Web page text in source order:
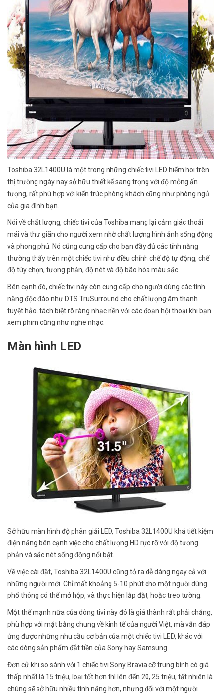
Toshiba 32L1400U là một trong những chiếc tivi LED hiếm hoi trên
thị trường ngày nay sở hữu thiết kế sang trọng với độ mỏng ấn
tượng, rất phù hợp với kiến trúc phòng khách cũng như phòng ngủ
của gia đình bạn.
Nói về chất lượng, chiếc tivi của Toshiba mang lại cảm giác thoải
mái và thư giãn cho người xem nhờ chất lượng hình ảnh sống động
và phong phú. Nó cũng cung cấp cho bạn đầy đủ các tính năng
thường thấy trên một chiếc tivi như điều chỉnh chế độ tự động, chế
độ tùy chọn, tương phản, độ nét và độ bão hòa màu sắc.
Bên cạnh đó, chiếc tivi này còn cung cấp cho người dùng các tính
năng độc đáo như DTS TruSurround cho chất lượng âm thanh
tuyệt hảo, tách biệt rõ ràng nhạc nền với các đoạn hội thoại khi bạn
xem phim cũng như nghe nhạc.
Màn hình LED
Sở hữu màn hình độ phân giải LED, Toshiba 32L1400U khá tiết kiệm
điện năng bên cạnh việc cho chất lượng HD rực rỡ với độ tương
phản và sắc nét sống động nổi bật.
Về việc cài đặt, Toshiba 32L1400U cũng tỏ ra dễ dàng ngay cả với
những người mới. Chỉ mất khoảng 5-10 phút cho một người dùng
phổ thông có thể mở hộp, và thực hiện lắp đặt, hoặc treo tường.
Một thế mạnh nữa của dòng tivi này đó là giá thành rất phải chăng,
phù hợp với mặt bằng chung về kinh tế của người Việt, mà vẫn đáp
ứng được những nhu cầu cơ bản của một chiếc tivi LED, khác với
các dòng sản phẩm đắt tiền của Sony hay Samsung.
Đơn cử khi so sánh với 1 chiếc tivi Sony Bravia cỡ trung bình có giá
thấp nhất là 15 triệu, loại tốt hơn thì lên đến 20, 25 triệu, tất nhiên là
chúng sẽ sở hữu nhiều tính năng hơn, nhưng đối với một người